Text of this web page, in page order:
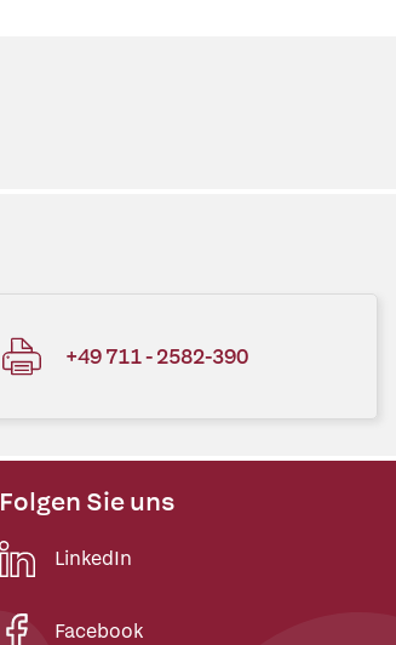
+49 711 - 2582-390
Folgen Sie uns
LinkedIn
Facebook